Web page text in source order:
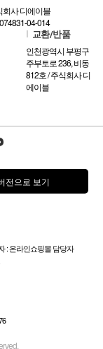
회사 디에이블
04-014
l 교환/반품
인천광역시 부평구
주부토로 236, 비동
812호 / 주식회사 디
에이블
전으로 보기
: 온라인쇼핑몰 담당자